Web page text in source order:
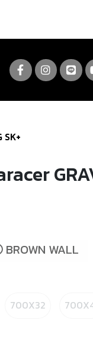
SK+
BROWN WALL
700X32